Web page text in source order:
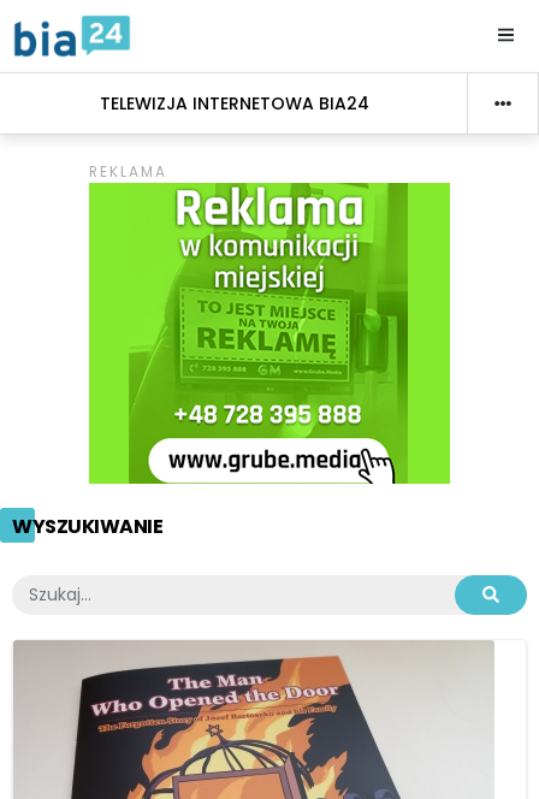
TELEWIZJA INTERNETOWA BIA24
WYSZUKIWANIE